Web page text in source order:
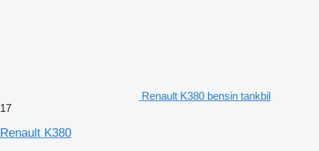
Renault K380 bensin tankbil
17
Renault K380